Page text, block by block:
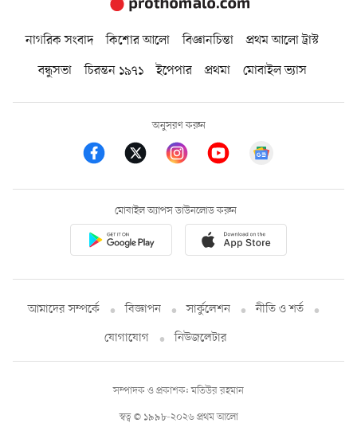
নাগরিক সংবাদ কিশোর আলো বিজ্ঞানচিন্তা
প্রথম আলো ট্রাস্ট
বন্ধুসভা
চিরন্তন ১৯৭১ ইপেপার প্রথমা মোবাইল ভ্যাস
অনুসরণ করুন
মোবাইল অ্যাপস ডাউনলোড করুন
আমাদের সম্পর্কে বিজ্ঞাপন সার্কুলেশন
নীতি ও শর্ত
যোগাযোগ
নিউজলেটার
স্বত্ব © ১৯৯৮-২০২৬ প্রথম আলো
সম্পাদক ও প্রকাশক: মতিউর রহমান